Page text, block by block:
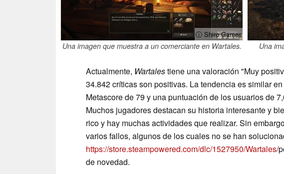
ⓘ Shiro Games
Una imagen que muestra a un comerciante en Wartales. Una
Actualmente, Wartalestiene una valoración "Muy
34.842 críticas son positivas. La tendencia es similar en
Metascore de 79 y una puntuación de los usuarios de
Muchos jugadores destacan su historia interesante y
rico y hay muchas actividades que realizar. Sin
varios fallos, algunos de los cuales no se han
https://store.steampowered.com/dlc/1527950/Wartales/
de novedad.